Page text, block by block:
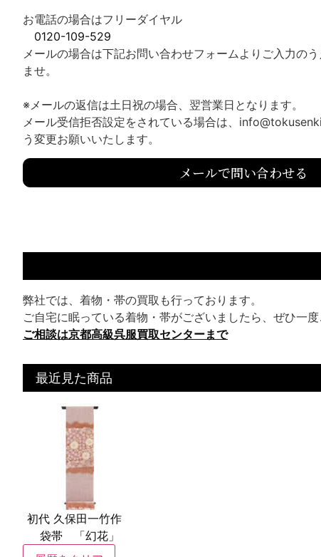
お電話の場合はフリーダイヤル
0120-109-529
メールの場合は下記お問い合わせフォームよりご入力の
ませ。
※メールの返信は土日祝の場合、翌営業日となります。
メール受信拒否設定をされている場合は、
う変更お願いいたします。
メールで問い合わせる
弊社では、着物・帯の買取も行っております。
ご自宅に眠っている着物・帯がございましたら、ぜひ一度
ご相談は京都高級呉服買取センターまで
最近見た商品
初代 久保田一竹作
袋帯 「幻花」